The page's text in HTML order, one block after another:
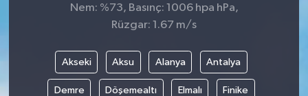
Nem: %73, Basınç: 1006 hpa hPa,
Rüzgar: 1.67 m/s
Akseki Aksu Alanya Antalya
Demre Döşemealtı Elmalı Finike